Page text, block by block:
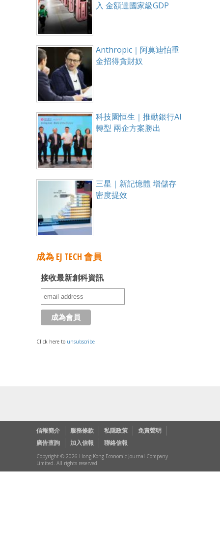
入 金額達國家級GDP
Anthropic｜阿莫迪怕重
金招得貪財奴
科技園恒生｜推動銀行AI
轉型 兩企方案勝出
三星｜新記憶體 增儲存
密度提效
成為 EJ TECH 會員
接收最新創科資訊
Click here to unsubscribe
信報簡介 服務條款 私隱政策
免責聲明
廣告查詢
加入信報 聯絡信報
Copyright © 2026 Hong Kong Economic Journal Company
Limited. All rights reserved.